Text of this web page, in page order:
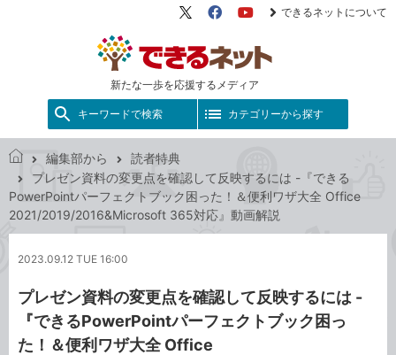
新たな一歩を応援するメディア
X（旧
FacebookYouTube
できるネットについて
キーワードで検索 カテゴリーから探す
で
き
る
ト
編集部から
読者特典
プレゼン資料の変更点を確認して反映するには -『できる
PowerPointパーフェクトブック困った！＆便利ワザ大全 Office
2021/2019/2016&Microsoft 365対応』動画解説
2023.09.12 TUE 16:00
プレゼン資料の変更点を確認して反映するには -
『できるPowerPointパーフェクトブック困っ
た！＆便利ワザ大全 Office